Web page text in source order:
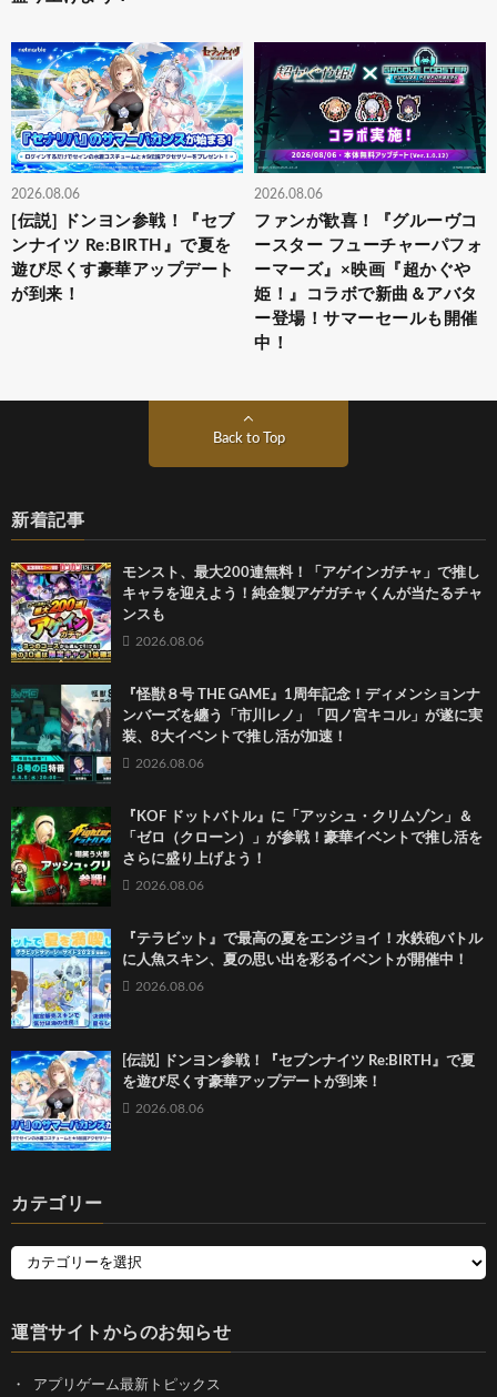
2026.08.06
[伝説] ドンヨン参戦！『セブ
ンナイツ Re:BIRTH』で夏を
遊び尽くす豪華アップデート
が到来！
2026.08.06
ファンが歓喜！『グルーヴコ
ースター フューチャーパフォ
ーマーズ』×映画『超かぐや
姫！』コラボで新曲＆アバタ
ー登場！サマーセールも開催
中！
Back to Top
新着記事
モンスト、最大200連無料！「アゲインガチャ」で推し
キャラを迎えよう！純金製アゲガチャくんが当たるチャ
ンスも
2026.08.06
『怪獣８号 THE GAME』1周年記念！ディメンションナ
ンバーズを纏う「市川レノ」「四ノ宮キコル」が遂に実
装、8大イベントで推し活が加速！
2026.08.06
『KOF ドットバトル』に「アッシュ・クリムゾン」＆
「ゼロ（クローン）」が参戦！豪華イベントで推し活を
さらに盛り上げよう！
2026.08.06
『テラビット』で最高の夏をエンジョイ！水鉄砲バトル
に人魚スキン、夏の思い出を彩るイベントが開催中！
2026.08.06
[伝説] ドンヨン参戦！『セブンナイツ Re:BIRTH』で夏
を遊び尽くす豪華アップデートが到来！
2026.08.06
カテゴリー
運営サイトからのお知らせ
アプリゲーム最新トピックス